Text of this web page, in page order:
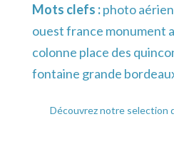
Mots clefs :photo
ouest france monument
colonne place des
fontaine grande
Découvrez notre selection